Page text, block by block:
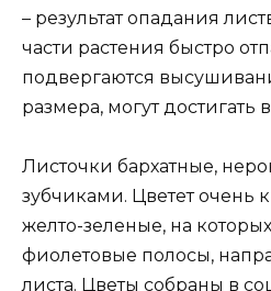
– результат опадания
части растения быстро
подвергаются
размера, могут достигать
Листочки бархатные,
зубчиками. Цветет очень
желто-зеленые, на
фиолетовые полосы,
листа. Цветы собраны в